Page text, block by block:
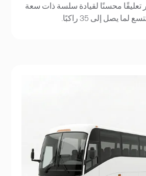
تعليقًا محسنًا لقيادة سلسة ذات سعة
لما يصل إلى 35 راكبًا.